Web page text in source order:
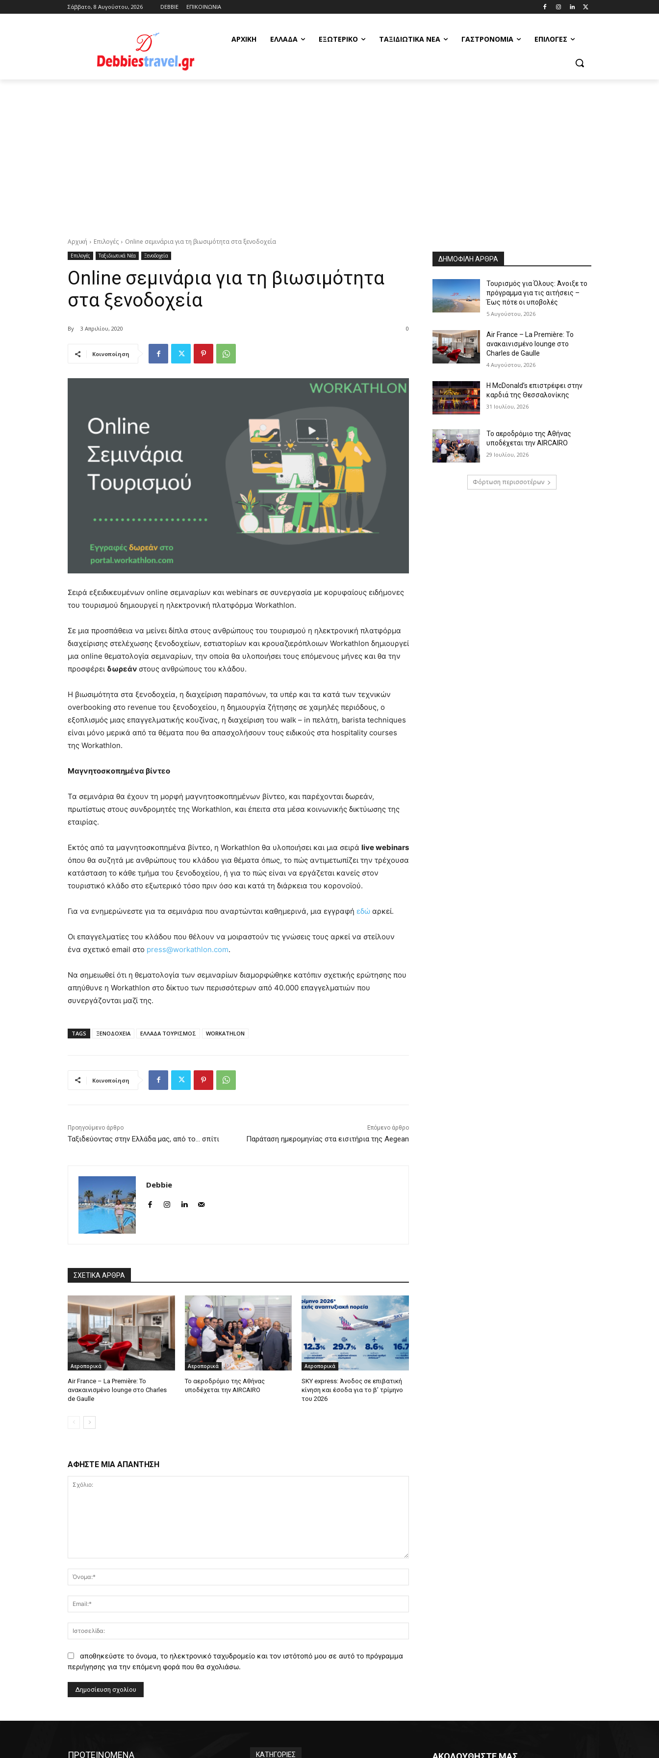
Σάββατο, 8 Αυγούστου, 2026 DEBBIE ΕΠΙΚΟΙΝΩΝΙΑ
ΑΡΧΙΚΗ ΕΛΛΆΔΑ ΕΞΩΤΕΡΙΚΌ ΤΑΞΙΔΙΩΤΙΚΆ ΝΈΑ ΓΑΣΤΡΟΝΟΜΊΑ ΕΠΙΛΟΓΈΣ
Αρχική Επιλογές Online σεμινάρια για τη βιωσιμότητα στα ξενοδοχεία
Επιλογές Ταξιδιωτικά Νέα Ξενοδοχεία
Online σεμινάρια για τη βιωσιμότητα
στα ξενοδοχεία
By 3 Απριλίου, 2020 0
Κοινοποίηση
Σειρά εξειδικευμένων online σεμιναρίων και webinars σε συνεργασία με κορυφαίους ειδήμονες
του τουρισμού δημιουργεί η ηλεκτρονική πλατφόρμα Workathlon.
Σε μια προσπάθεια να μείνει δίπλα στους ανθρώπους του τουρισμού η ηλεκτρονική πλατφόρμα
διαχείρισης στελέχωσης ξενοδοχείων, εστιατορίων και κρουαζιερόπλοιων Workathlon δημιουργεί
μια online θεματολογία σεμιναρίων, την οποία θα υλοποιήσει τους επόμενους μήνες και θα την
προσφέρει δωρεάν στους ανθρώπους του κλάδου.
Η βιωσιμότητα στα ξενοδοχεία, η διαχείριση παραπόνων, τα υπέρ και τα κατά των τεχνικών
overbooking στο revenue του ξενοδοχείου, η δημιουργία ζήτησης σε χαμηλές περιόδους, ο
εξοπλισμός μιας επαγγελματικής κουζίνας, η διαχείριση του walk – in πελάτη, barista techniques
είναι μόνο μερικά από τα θέματα που θα απασχολήσουν τους ειδικούς στα hospitality courses
της Workathlon.
Μαγνητοσκοπημένα βίντεο
Τα σεμινάρια θα έχουν τη μορφή μαγνητοσκοπημένων βίντεο, και παρέχονται δωρεάν,
πρωτίστως στους συνδρομητές της Workathlon, και έπειτα στα μέσα κοινωνικής δικτύωσης της
εταιρίας.
Εκτός από τα μαγνητοσκοπημένα βίντεο, η Workathlon θα υλοποιήσει και μια σειρά livewebinars
όπου θα συζητά με ανθρώπους του κλάδου για θέματα όπως, το πώς αντιμετωπίζει την τρέχουσα
κατάσταση το κάθε τμήμα του ξενοδοχείου, ή για το πώς είναι να εργάζεται κανείς στον
τουριστικό κλάδο στο εξωτερικό τόσο πριν όσο και κατά τη διάρκεια του κορονοϊού.
Για να ενημερώνεστε για τα σεμινάρια που αναρτώνται καθημερινά, μια εγγραφή εδώ αρκεί.
Οι επαγγελματίες του κλάδου που θέλουν να μοιραστούν τις γνώσεις τους αρκεί να στείλουν
ένα σχετικό email στο press@workathlon.com.
Να σημειωθεί ότι η θεματολογία των σεμιναρίων διαμορφώθηκε κατόπιν σχετικής ερώτησης που
απηύθυνε η Workathlon στο δίκτυο των περισσότερων από 40.000 επαγγελματιών που
συνεργάζονται μαζί της.
TAGS ΞΕΝΟΔΟΧΕΙΑ ΕΛΛΑΔΑ ΤΟΥΡΙΣΜΟΣ WORKATHLON
Κοινοποίηση
Προηγούμενο άρθρο
Ταξιδεύοντας στην Ελλάδα μας, από το… σπίτι
Επόμενο άρθρο
Παράταση ημερομηνίας στα εισιτήρια της Aegean
Debbie
ΣΧΕΤΙΚΑ ΑΡΘΡΑ
Αεροπορικά
Air France – La Première: Το
ανακαινισμένο lounge στο Charles
de Gaulle
Αεροπορικά
Το αεροδρόμιο της Αθήνας
υποδέχεται την AIRCAIRO
Αεροπορικά
SKY express: Άνοδος σε επιβατική
κίνηση και έσοδα για το β’ τρίμηνο
του 2026
ΑΦΗΣΤΕ ΜΙΑ ΑΠΑΝΤΗΣΗ
αποθηκεύστε το όνομα, το ηλεκτρονικό ταχυδρομείο και τον ιστότοπό μου σε αυτό το πρόγραμμα
περιήγησης για την επόμενη φορά που θα σχολιάσω.
ΔΗΜΟΦΙΛΗ ΑΡΘΡΑ
Τουρισμός για Όλους: Άνοιξε το
πρόγραμμα για τις αιτήσεις –
Έως πότε οι υποβολές
5 Αυγούστου, 2026
Air France – La Première: Το
ανακαινισμένο lounge στο
Charles de Gaulle
4 Αυγούστου, 2026
Η McDonald’s επιστρέφει στην
καρδιά της Θεσσαλονίκης
31 Ιουλίου, 2026
Το αεροδρόμιο της Αθήνας
υποδέχεται την AIRCAIRO
29 Ιουλίου, 2026
Φόρτωση περισσοτέρων
ΠΡΟΤΕΙΝΟΜΕΝΑ ΚΑΤΗΓΟΡΙΕΣ